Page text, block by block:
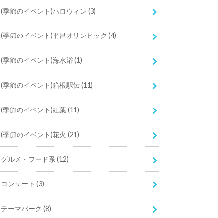
(季節のイベント)ハロウィン (3)
(季節のイベント)平昌オリンピック (4)
(季節のイベント)海水浴 (1)
(季節のイベント)箱根駅伝(11)
(季節のイベント)紅葉 (11)
(季節のイベント)花火 (21)
グルメ・フード系 (12)
コンサート (3)
テーマパーク (8)